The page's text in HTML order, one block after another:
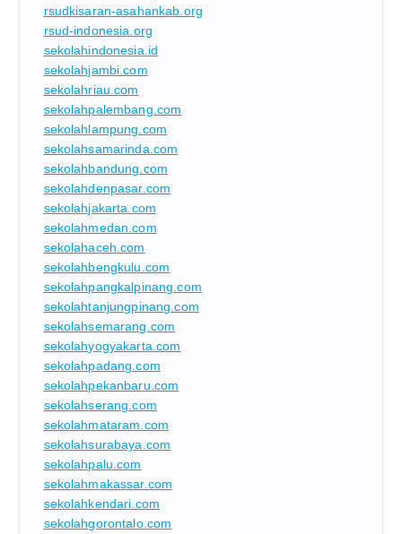
rsudkisaran-asahankab.org
rsud-indonesia.org
sekolahindonesia.id
sekolahjambi.com
sekolahriau.com
sekolahpalembang.com
sekolahlampung.com
sekolahsamarinda.com
sekolahbandung.com
sekolahdenpasar.com
sekolahjakarta.com
sekolahmedan.com
sekolahaceh.com
sekolahbengkulu.com
sekolahpangkalpinang.com
sekolahtanjungpinang.com
sekolahsemarang.com
sekolahyogyakarta.com
sekolahpadang.com
sekolahpekanbaru.com
sekolahserang.com
sekolahmataram.com
sekolahsurabaya.com
sekolahpalu.com
sekolahmakassar.com
sekolahkendari.com
sekolahgorontalo.com